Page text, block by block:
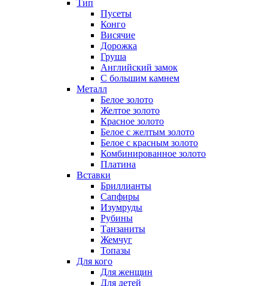
Тип
Пусеты
Конго
Висячие
Дорожка
Груша
Английский замок
С большим камнем
Металл
Белое золото
Желтое золото
Красное золото
Белое с желтым золото
Белое с красным золото
Комбинированное золото
Платина
Вставки
Бриллианты
Сапфиры
Изумруды
Рубины
Танзаниты
Жемчуг
Топазы
Для кого
Для женщин
Для детей